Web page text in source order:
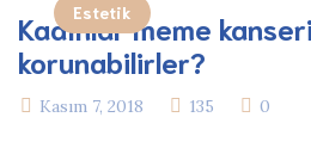
Estetik
Kadınlar meme
korunabilirler?
Kasım 7, 2018 135 0